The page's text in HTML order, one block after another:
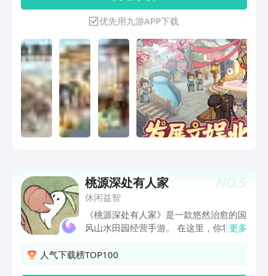
始，逐步发展为连锁巨贾！
优先用九游APP下载
NO.5
桃源深处有人家
休闲益智
《桃源深处有人家》是一款悠然治愈的国
风山水田园经营手游。 在这里，你将伴
可以和小萝卜们一起耕地种植，建设自己
更多
人气下载榜TOP100